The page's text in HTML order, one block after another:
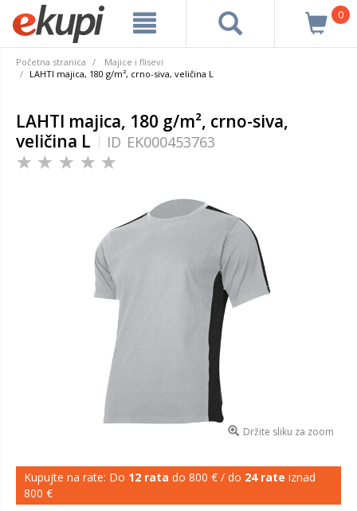
0
Početna stranica
Majice i flisevi
LAHTI majica, 180 g/m², crno-siva, veličina L
LAHTI majica, 180 g/m², crno-siva,
veličina L
ID EK000453763
Držite sliku za zoom
Kupujte na rate: Do 12 rata do 800 € / do 24 rate iznad
800 €